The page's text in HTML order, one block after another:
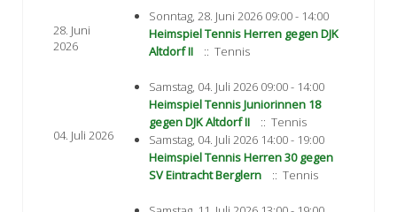
28. Juni
2026
Sonntag, 28. Juni 2026 09:00 - 14:00
Heimspiel Tennis Herren gegen DJK
Altdorf II
:: Tennis
04. Juli 2026
Samstag, 04. Juli 2026 09:00 - 14:00
Heimspiel Tennis Juniorinnen 18
gegen DJK Altdorf II
:: Tennis
Samstag, 04. Juli 2026 14:00 - 19:00
Heimspiel Tennis Herren 30 gegen
SV Eintracht Berglern
:: Tennis